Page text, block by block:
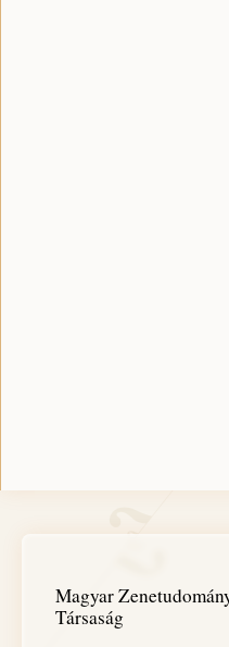
Magyar
Társaság